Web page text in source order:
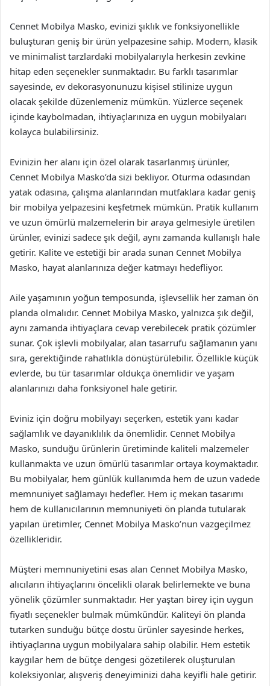
Cennet Mobilya Masko, evinizi şıklık ve fonksiyonellikle
buluşturan geniş bir ürün yelpazesine sahip. Modern, klasik
ve minimalist tarzlardaki mobilyalarıyla herkesin zevkine
hitap eden seçenekler sunmaktadır. Bu farklı tasarımlar
sayesinde, ev dekorasyonunuzu kişisel stilinize uygun
olacak şekilde düzenlemeniz mümkün. Yüzlerce seçenek
içinde kaybolmadan, ihtiyaçlarınıza en uygun mobilyaları
kolayca bulabilirsiniz.
Evinizin her alanı için özel olarak tasarlanmış ürünler,
Cennet Mobilya Masko’da sizi bekliyor. Oturma odasından
yatak odasına, çalışma alanlarından mutfaklara kadar geniş
bir mobilya yelpazesini keşfetmek mümkün. Pratik kullanım
ve uzun ömürlü malzemelerin bir araya gelmesiyle üretilen
ürünler, evinizi sadece şık değil, aynı zamanda kullanışlı hale
getirir. Kalite ve estetiği bir arada sunan Cennet Mobilya
Masko, hayat alanlarınıza değer katmayı hedefliyor.
Aile yaşamının yoğun temposunda, işlevsellik her zaman ön
planda olmalıdır. Cennet Mobilya Masko, yalnızca şık değil,
aynı zamanda ihtiyaçlara cevap verebilecek pratik çözümler
sunar. Çok işlevli mobilyalar, alan tasarrufu sağlamanın yanı
sıra, gerektiğinde rahatlıkla dönüştürülebilir. Özellikle küçük
evlerde, bu tür tasarımlar oldukça önemlidir ve yaşam
alanlarınızı daha fonksiyonel hale getirir.
Eviniz için doğru mobilyayı seçerken, estetik yanı kadar
sağlamlık ve dayanıklılık da önemlidir. Cennet Mobilya
Masko, sunduğu ürünlerin üretiminde kaliteli malzemeler
kullanmakta ve uzun ömürlü tasarımlar ortaya koymaktadır.
Bu mobilyalar, hem günlük kullanımda hem de uzun vadede
memnuniyet sağlamayı hedefler. Hem iç mekan tasarımı
hem de kullanıcılarının memnuniyeti ön planda tutularak
yapılan üretimler, Cennet Mobilya Masko’nun vazgeçilmez
özellikleridir.
Müşteri memnuniyetini esas alan Cennet Mobilya Masko,
alıcıların ihtiyaçlarını öncelikli olarak belirlemekte ve buna
yönelik çözümler sunmaktadır. Her yaştan birey için uygun
fiyatlı seçenekler bulmak mümkündür. Kaliteyi ön planda
tutarken sunduğu bütçe dostu ürünler sayesinde herkes,
ihtiyaçlarına uygun mobilyalara sahip olabilir. Hem estetik
kaygılar hem de bütçe dengesi gözetilerek oluşturulan
koleksiyonlar, alışveriş deneyiminizi daha keyifli hale getirir.